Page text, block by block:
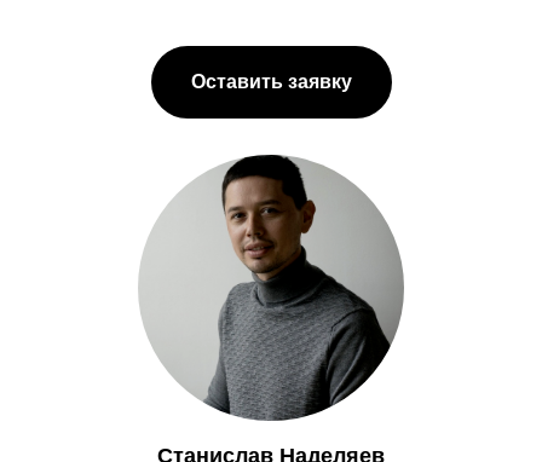
Оставить заявку
Станислав Наделяев